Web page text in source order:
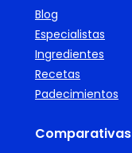
Blog
Especialistas
Ingredientes
Recetas
Padecimientos
Comparativas